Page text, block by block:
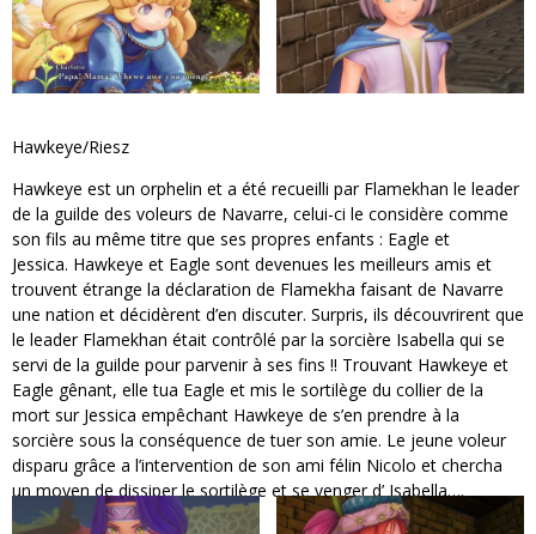
Hawkeye/Riesz
Hawkeye est un orphelin et a été recueilli par Flamekhan le leader
de la guilde des voleurs de Navarre, celui-ci le considère comme
son fils au même titre que ses propres enfants : Eagle et
Jessica. Hawkeye et Eagle sont devenues les meilleurs amis et
trouvent étrange la déclaration de Flamekha faisant de Navarre
une nation et décidèrent d’en discuter. Surpris, ils découvrirent que
le leader Flamekhan était contrôlé par la sorcière Isabella qui se
servi de la guilde pour parvenir à ses fins !! Trouvant Hawkeye et
Eagle gênant, elle tua Eagle et mis le sortilège du collier de la
mort sur Jessica empêchant Hawkeye de s’en prendre à la
sorcière sous la conséquence de tuer son amie. Le jeune voleur
disparu grâce a l’intervention de son ami félin Nicolo et chercha
un moyen de dissiper le sortilège et se venger d’ Isabella….